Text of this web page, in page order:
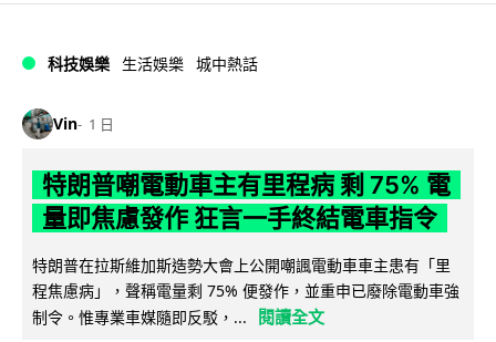
科技娛樂 生活娛樂 城中熱話
Vin 1 日
特朗普嘲電動車主有里程病 剩 75% 電
量即焦慮發作 狂言一手終結電車指令
特朗普在拉斯維加斯造勢大會上公開嘲諷電動車車主患有「里
程焦慮病」，聲稱電量剩 75% 便發作，並重申已廢除電動車強
制令。惟專業車媒隨即反駁，...
閱讀全文